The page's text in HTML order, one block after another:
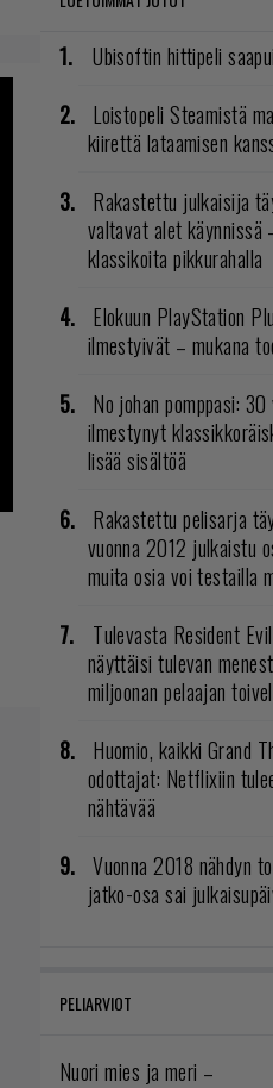
Ubisoftin hittipeli
Loistopeli Steamistä
kiirettä lataamisen
Rakastettu julkaisija
valtavat alet käynnissä
klassikoita pikkurahalla
Elokuun PlayStation
ilmestyivät – mukana
No johan pomppasi:
ilmestynyt
lisää sisältöä
Rakastettu pelisarja
vuonna 2012 julkaistu
muita osia voi testailla
Tulevasta Resident
näyttäisi tulevan
miljoonan pelaajan
Huomio, kaikki Grand
odottajat: Netflixiin
nähtävää
Vuonna 2018 nähdyn
jatko-osa sai
PELIARVIOT
Nuori mies ja meri –